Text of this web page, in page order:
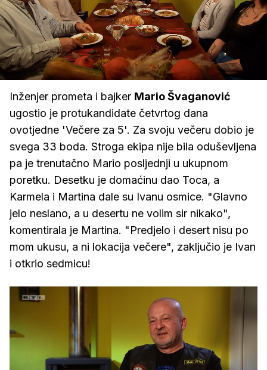
Upali
zvuk
/
Loaded:
35.85%
Inženjer prometa i bajker Mario Švaganović
ugostio je protukandidate četvrtog dana
ovotjedne 'Večere za 5'. Za svoju večeru dobio je
svega 33 boda. Stroga ekipa nije bila oduševljena
pa je trenutačno Mario posljednji u ukupnom
poretku. Desetku je domaćinu dao Toca, a
Karmela i Martina dale su Ivanu osmice. "Glavno
jelo neslano, a u desertu ne volim sir nikako",
komentirala je Martina. "Predjelo i desert nisu po
mom ukusu, a ni lokacija večere", zaključio je Ivan
i otkrio sedmicu!